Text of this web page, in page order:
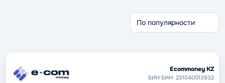
Ecommoney KZ
БИН БИН: 231040013932